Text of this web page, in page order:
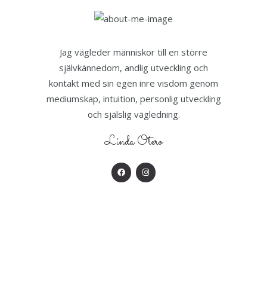
Jag vägleder människor till en större
självkännedom, andlig utveckling och
kontakt med sin egen inre visdom genom
mediumskap, intuition, personlig utveckling
och själslig vägledning.
Linda Otero